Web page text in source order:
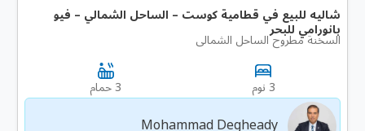
شاليه للبيع في قطامية كوست – الساحل الشمالي – فيو
بانورامي للبحر
السخنة مطروح الساحل الشمالى
3 نوم 3 حمام
Mohammad Degheady